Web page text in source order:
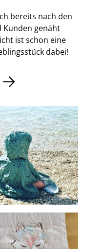
bereits nach den
Kunden genäht
ist schon eine
dabei!